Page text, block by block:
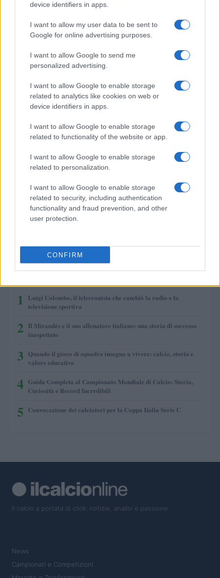
device identifiers in apps.
I want to allow my user data to be sent to
Google for online advertising purposes.
I want to allow Google to send me
personalized advertising.
I want to allow Google to enable storage
related to analytics like cookies on web or
device identifiers in apps.
I want to allow Google to enable storage
related to functionality of the website or app.
I want to allow Google to enable storage
related to personalization.
I want to allow Google to enable storage
related to security, including authentication
functionality and fraud prevention, and other
user protection.
CONFIRM
Quando il gioco di squadra insegna a vivere: calcio, storia e
valore educativo
Francesca Lombardi · 27 Lug 2026
Evento sportivo e culturale a Calcio: programma e dettagli
1
Luigi Colombo, il telecronista che cambiò la radio e la
televisione sportiva
2 Il Mirandés e il suo allenatore italiano: una storia di successo
inaspettato
3 Quando il gioco di squadra insegna a vivere: calcio, storia e
valore educativo
4 Guida Completa al Campionato Mondiale di Calcio: Storia,
Curiosità e Record Incredibili
5 Convocazione dei calciatori per la Coppa Italia Serie C
Il calcio a portata di click: notizie, analisi e passione
News
Campionati e Competizioni